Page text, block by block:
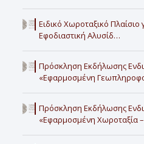
Ειδικό Χωροταξικό Πλαίσιο
Εφοδιαστική Αλυσίδ…
Πρόσκληση Εκδήλωσης
«Εφαρμοσμένη
Πρόσκληση Εκδήλωσης
«Εφαρμοσμένη Χωροταξία